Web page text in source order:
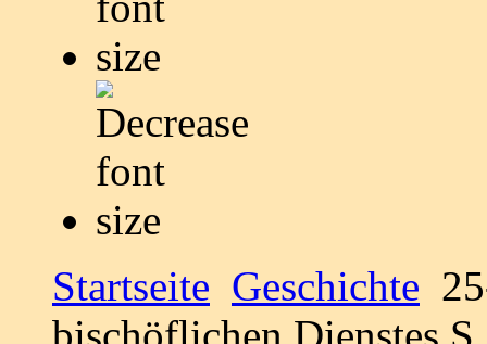
Startseite Geschichte